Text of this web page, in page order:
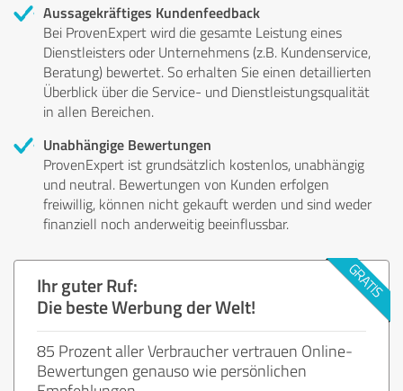
Aussagekräftiges Kundenfeedback
Bei ProvenExpert wird die gesamte Leistung eines
Dienstleisters oder Unternehmens (z.B. Kundenservice,
Beratung) bewertet. So erhalten Sie einen detaillierten
Überblick über die Service- und Dienstleistungsqualität
in allen Bereichen.
Unabhängige Bewertungen
ProvenExpert ist grundsätzlich kostenlos, unabhängig
und neutral. Bewertungen von Kunden erfolgen
freiwillig, können nicht gekauft werden und sind weder
finanziell noch anderweitig beeinflussbar.
Ihr guter Ruf:
Die beste Werbung der Welt!
85 Prozent aller Verbraucher vertrauen Online-
Bewertungen genauso wie persönlichen